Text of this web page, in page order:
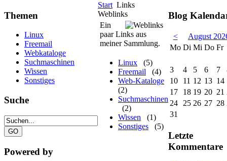
Themen
Linux
Freemail
Webkataloge
Suchmaschinen
Wissen
Sonstiges
Suche
Powered by
Start Links
Weblinks
Ein
paar Links aus
meiner Sammlung.
Linux
(5)
Freemail
(4)
Web-Kataloge
(2)
Suchmaschinen
(2)
Wissen
(1)
Sonstiges
(5)
Blog
<
August
Mo Di Mi Do Fr
3
4 5 6 7
10
11 12 13 14
17
18 19 20 21
24 25 26 27 28
31
Letzte
Kommentare